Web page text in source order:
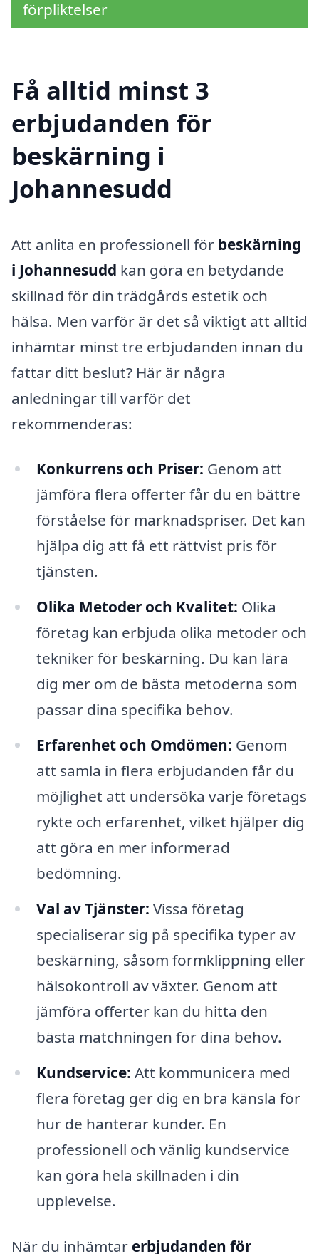
förpliktelser
Få alltid minst 3
erbjudanden för
beskärning i
Johannesudd
Att anlita en professionell för beskärning
i Johannesudd kan göra en betydande
skillnad för din trädgårds estetik och
hälsa. Men varför är det så viktigt att alltid
inhämtar minst tre erbjudanden innan du
fattar ditt beslut? Här är några
anledningar till varför det
rekommenderas:
Konkurrens och Priser: Genom att
jämföra flera offerter får du en bättre
förståelse för marknadspriser. Det kan
hjälpa dig att få ett rättvist pris för
tjänsten.
Olika Metoder och Kvalitet: Olika
företag kan erbjuda olika metoder och
tekniker för beskärning. Du kan lära
dig mer om de bästa metoderna som
passar dina specifika behov.
Erfarenhet och Omdömen: Genom
att samla in flera erbjudanden får du
möjlighet att undersöka varje företags
rykte och erfarenhet, vilket hjälper dig
att göra en mer informerad
bedömning.
Val av Tjänster: Vissa företag
specialiserar sig på specifika typer av
beskärning, såsom formklippning eller
hälsokontroll av växter. Genom att
jämföra offerter kan du hitta den
bästa matchningen för dina behov.
Kundservice: Att kommunicera med
flera företag ger dig en bra känsla för
hur de hanterar kunder. En
professionell och vänlig kundservice
kan göra hela skillnaden i din
upplevelse.
När du inhämtar erbjudanden för